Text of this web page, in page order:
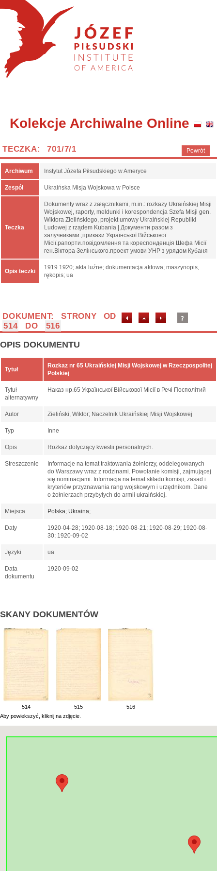
Kolekcje Archiwalne Online
Powrót
TECZKA: 701/7/1
Archiwum Instytut Józefa Piłsudskiego w Ameryce
Zespół Ukraińska Misja Wojskowa w Polsce
Teczka
Dokumenty wraz z załącznikami, m.in.: rozkazy Ukraińskiej Misji
Wojskowej, raporty, meldunki i korespondencja Szefa Misji gen.
Wiktora Zielińskiego, projekt umowy Ukraińskiej Republiki
Ludowej z rządem Kubania | Документи разом з
залучниками.;прикази Української Військової
Місії.рапорти.повідомлення та кореспонденція Шефа Місії
ген.Віктора Зелінського.проект умови УНР з урядом Кубаня
Opis teczki
1919 1920; akta luźne; dokumentacja aktowa; maszynopis,
rękopis; ua
DOKUMENT: STRONY OD
514
DO 516
OPIS DOKUMENTU
Tytuł
Rozkaz nr 65 Ukraińskiej Misji Wojskowej w Rzeczpospolitej
Polskiej
Tytuł
alternatywny
Наказ нр.65 Української Військової Місії в Речі Посполітий
Autor Zieliński, Wiktor; Naczelnik Ukraińskiej Misji Wojskowej
Typ Inne
Opis Rozkaz dotyczący kwestii personalnych.
Streszczenie
Informacje na temat traktowania żołnierzy, oddelegowanych
do Warszawy wraz z rodzinami. Powołanie komisji, zajmującej
się nominacjami. Informacja na temat składu komisji, zasad i
kryteriów przyznawania rang wojskowym i urzędnikom. Dane
o żołnierzach przybyłych do armii ukraińskiej.
Miejsca Polska; Ukraina;
Daty
1920-04-28; 1920-08-18; 1920-08-21; 1920-08-29; 1920-08-
30; 1920-09-02
Języki ua
Data
dokumentu
1920-09-02
SKANY DOKUMENTÓW
514 515
516
Aby powiekszyć, kliknij na zdjęcie.